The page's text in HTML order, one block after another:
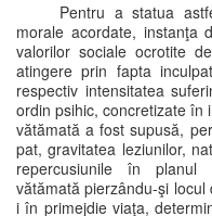
Pentru a statua
morale acordate, instanţa
valorilor sociale ocrotite
atingere prin fapta
respectiv intensitatea
ordin psihic, concretizate în
vătămată a fost supusă,
pat, gravitatea leziunilor,
repercusiunile în planul
vătămată pierzându-şi
i în primejdie viaţa,